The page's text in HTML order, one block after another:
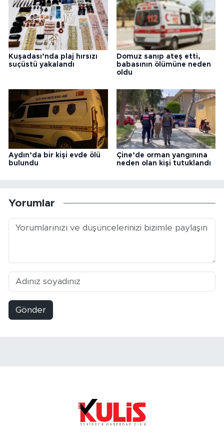
Kuşadası’nda plaj hırsızı
suçüstü yakalandı
Domuz sanıp ateş etti,
babasının ölümüne neden
oldu
Aydın’da bir kişi evde ölü
bulundu
Çine’de orman yangınına
neden olan kişi tutuklandı
Yorumlar
Gönder